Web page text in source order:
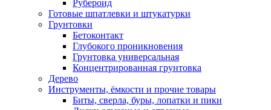
Рубероид
Готовые шпатлевки и штукатурки
Грунтовки
Бетоконтакт
Глубокого проникновения
Грунтовка универсальная
Концентрированная грунтовка
Дерево
Инструменты, ёмкости и прочие товары
Биты, сверла, буры, лопатки и пики